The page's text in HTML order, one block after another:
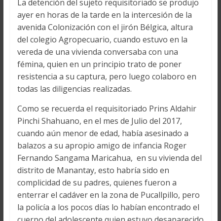
La detención del sujeto requisitoriado se produjo
ayer en horas de la tarde en la intercesión de la
avenida Colonización con el jirón Bélgica, altura
del colegio Agropecuario, cuando estuvo en la
vereda de una vivienda conversaba con una
fémina, quien en un principio trato de poner
resistencia a su captura, pero luego colaboro en
todas las diligencias realizadas.
Como se recuerda el requisitoriado Prins Aldahir
Pinchi Shahuano, en el mes de Julio del 2017,
cuando aún menor de edad, había asesinado a
balazos a su apropio amigo de infancia Roger
Fernando Sangama Maricahua, en su vivienda del
distrito de Manantay, esto habría sido en
complicidad de su padres, quienes fueron a
enterrar el cadáver en la zona de Pucallpillo, pero
la policía a los pocos días lo habían encontrado el